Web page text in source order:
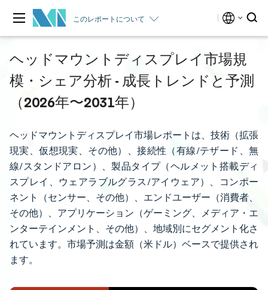
このレポートについて
ヘッドマウントディスプレイ市場規
模・シェア分析 - 成長トレンドと予測
（2026年〜2031年）
ヘッドマウントディスプレイ市場レポートは、技術（拡張
現実、仮想現実、その他）、接続性（有線/テザード、無
線/スタンドアロン）、製品タイプ（ヘルメット搭載ディ
スプレイ、ウェアラブルグラス/アイウェア）、コンポー
ネント（センサー、その他）、エンドユーザー（消費者、
その他）、アプリケーション（ゲーミング、メディア・エ
ンターテインメント、その他）、地域別にセグメント化さ
れています。市場予測は金額（米ドル）ベースで提供され
ます。